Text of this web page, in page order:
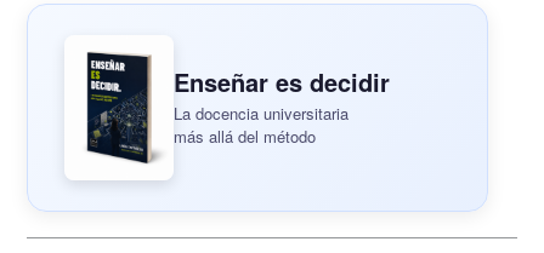
Enseñar es decidir
La docencia universitaria
más allá del método